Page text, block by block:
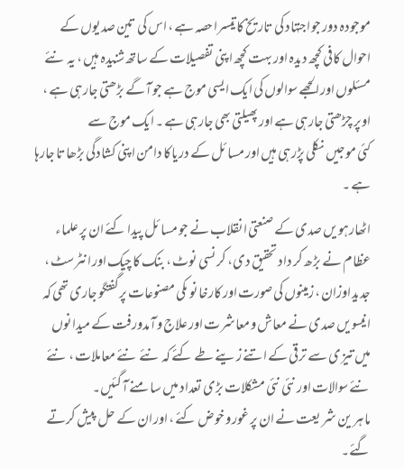
موجودہ دور جو اجتہاد کی تاریخ کا تیسرا حصہ ہے ، اس کی تین صدیوں کے
احوال کافی کچھ دیدہ اور بہت کچھ اپنی تفصیلات کے ساتھ شنیدہ ہیں ، یہ نئے
مسئلوں اور الجھے سوالوں کی ایک ایسی موج ہے جو آگے بڑھتی جارہی ہے ،
اوپر چڑھتی جارہی ہے اور پھیلتی بھی جارہی ہے ۔ ایک موج سے
کئی موجیں نکلی پڑرہی ہیں اور مسائل کے دریاکا دامن اپنی کشادگی بڑھاتا جارہا
ہے ۔
اٹھارہویں صدی کے صنعتی انقلاب نے جو مسائل پیدا کئے ان پر علماء
عظام نے بڑھ کر داد تحقیق دی، کرنسی نوٹ ، بنک کا چیک اور انٹرسٹ ،
جدید اوزان ، زمینوں کی صورت اور کارخانو ںکی مصنوعات پرگفتگو جاری تھی کہ
انیسویں صدی نے معاش و معاشرت اور علاج و آمدورفت کے میدانوں
میں تیزی سے ترقی کے اتنے زینے طے کئے کہ نئے نئے معاملات ، نئے
نئے سوالات اور نئی نئی مشکلات بڑی تعداد میں سامنے آگئیں۔
ماہرین شریعت نے ان پر غور و خوض کئے ، اور ان کے حل پیش کرتے
گئے۔